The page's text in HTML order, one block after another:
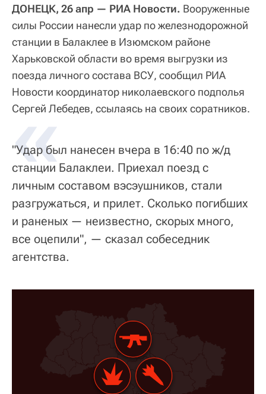
ДОНЕЦК, 26 апр — РИА Новости. Вооруженные
силы России нанесли удар по железнодорожной
станции в Балаклее в Изюмском районе
Харьковской области во время выгрузки из
поезда личного состава ВСУ, сообщил РИА
Новости координатор николаевского подполья
Сергей Лебедев, ссылаясь на своих соратников.
«
"Удар был нанесен вчера в 16:40 по ж/д
станции Балаклеи. Приехал поезд с
личным составом вэсэушников, стали
разгружаться, и прилет. Сколько погибших
и раненых — неизвестно, скорых много,
все оцепили", — сказал собеседник
агентства.